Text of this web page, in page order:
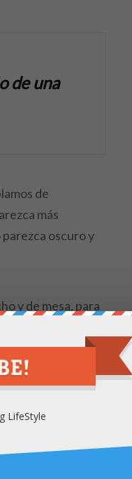
de una
de
más
oscuro y
y de mesa, para
el uso de
LifeStyle